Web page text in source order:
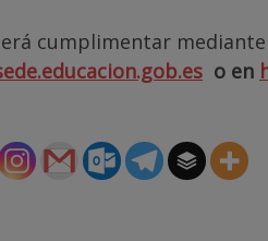
cumplimentar
o en